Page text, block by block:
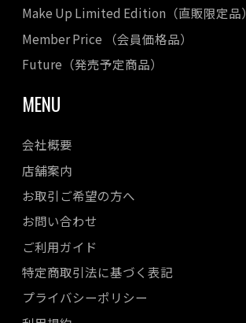
Make Up Limited Edition（直販限定品）
Member Price （会員価格品）
Future（発売予定商品）
MENU
会社概要
店舗案内
お取引ご希望の方へ
お問い合わせ
ご利用ガイド
特定商取引法に基づく表記
プライバシーポリシー